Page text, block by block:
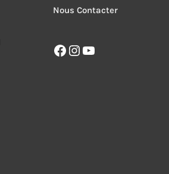
Nous Contacter
Facebook
Instagram
YouTube